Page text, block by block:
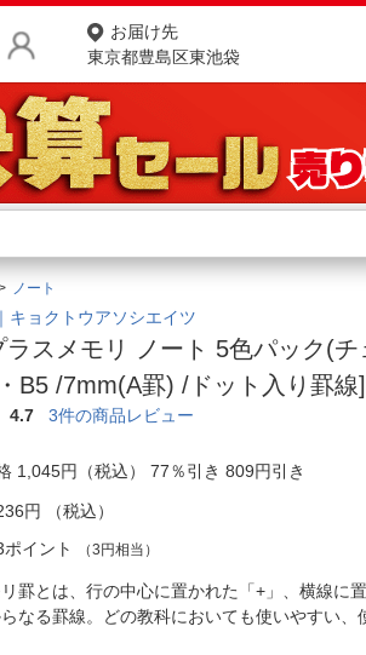
お届け先
東京都豊島区東池袋
商品をさがす
ランキングからさがす
カテゴリ一覧からさがす
ご利用ガイド
よくある質問・お問合せ
ご利用規約
ノート
キョクトウアソシエイツ
ラスメモリ ノート 5色パック(
B5 /7mm(A罫) /ドット入り罫線]
4.7 3件の商品レビュー
1,045円（税込） 77％引き 809円引き
円
（税込）
ポイント （3円相当）
罫とは、行の中心に置かれた「+」、横線に
らなる罫線。どの教科においても使いやす